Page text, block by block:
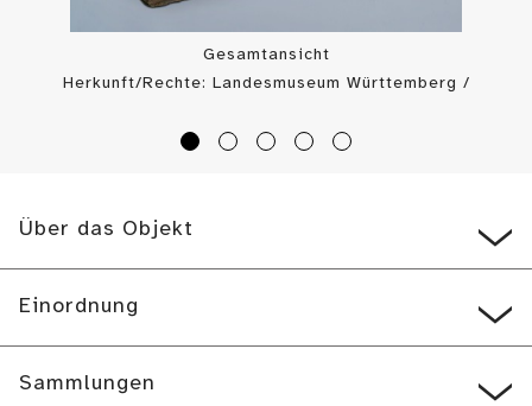
Gesamtansicht
Herkunft/Rechte: Landesmuseum Württemberg /
CC BY-SA)
Über das Objekt
Einordnung
Sammlungen